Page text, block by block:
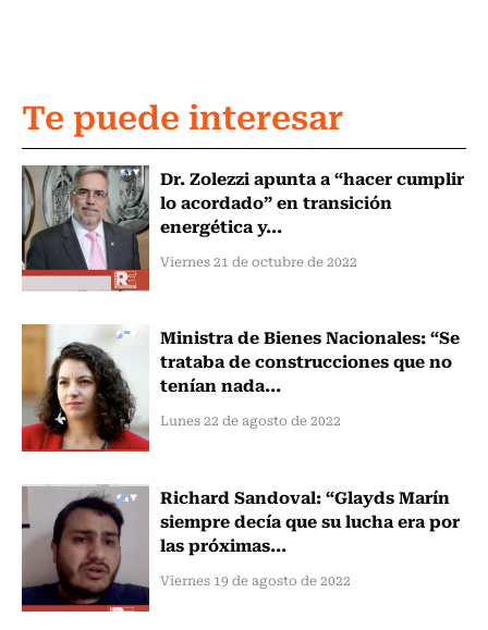
Te puede interesar
Dr. Zolezzi apunta a “hacer cumplir
lo acordado” en transición
energética y...
Viernes 21 de octubre de 2022
Ministra de Bienes Nacionales: “Se
trataba de construcciones que no
tenían nada...
Lunes 22 de agosto de 2022
Richard Sandoval: “Glayds Marín
siempre decía que su lucha era por
las próximas...
Viernes 19 de agosto de 2022